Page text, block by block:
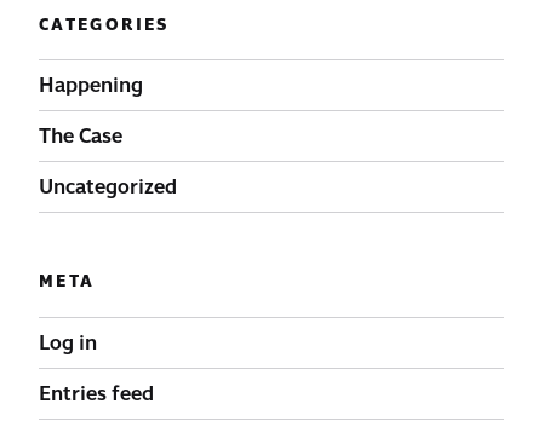
CATEGORIES
Happening
The Case
Uncategorized
META
Log in
Entries feed